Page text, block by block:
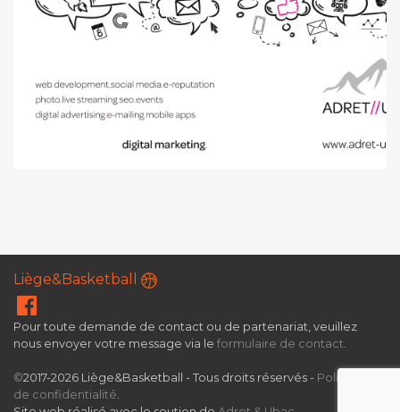
Liège&Basketball
Pour toute demande de contact ou de partenariat, veuillez
nous envoyer votre message via le formulaire de contact
©2017-2026 Liège&Basketball - Tous droits réservés - Politique
de confidentialité